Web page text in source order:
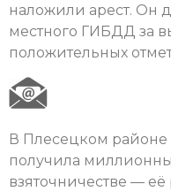
наложили арест. Он
местного ГИБДД за
положительных
В Плесецком районе
получила
взяточничестве — её